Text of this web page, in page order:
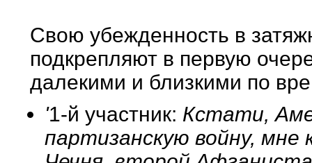
Свою убежденность в
подкрепляют в первую
далекими и близкими по
'1-й участник: Кстати,
партизанскую войну,